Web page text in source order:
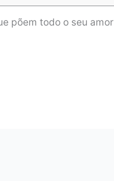
põem todo o seu